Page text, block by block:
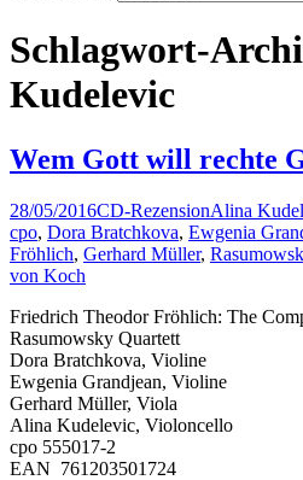
Schlagwort-
Kudelevic
Wem Gott will rechte
28/05/2016CD-RezensionAlina
cpo, Dora Bratchkova, Ewgenia
Fröhlich, Gerhard Müller,
von Koch
Friedrich Theodor Fröhlich: The
Rasumowsky Quartett
Dora Bratchkova, Violine
Ewgenia Grandjean, Violine
Gerhard Müller, Viola
Alina Kudelevic, Violoncello
cpo 555017-2
EAN 761203501724